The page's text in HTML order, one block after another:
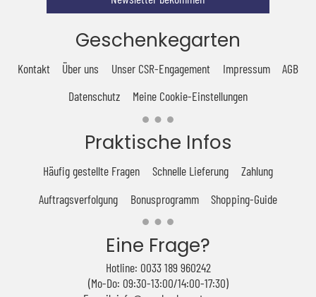
Geschenkegarten
Kontakt Über uns Unser CSR-Engagement Impressum
AGB
Datenschutz
Meine Cookie-Einstellungen
Praktische Infos
Häufig gestellte Fragen Schnelle Lieferung
Zahlung
Auftragsverfolgung
Bonusprogramm Shopping-Guide
Eine Frage?
Hotline: 0033 189 960242
(Mo-Do: 09:30-13:00/14:00-17:30)